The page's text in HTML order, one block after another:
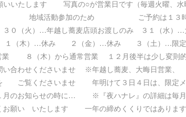
願いいたします 写真の○が営業日です（毎週火
地域活動参加のため ご予約は１３時半
０（火）…年越し蕎麦店頭お渡しのみ ３１（水
１（木）…休み ２（金）…休み ３（土）…限定
業 ８（木）から通常営業 １２月後半は少し変則的
問い合わせくださいませ ※年越し蕎麦、大晦日営
ご覧くださいませ 年明けて３日４日は、限定メ
月のお知らせの時に… ※『夜ハナレ』の詳細は毎
お願い いたします 一年の締めくくりではあります